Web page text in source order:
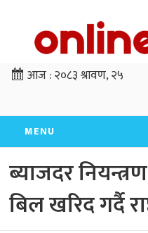
आज :२०८३ श्रावण, २५
MENU
ब्याजदर
बिल खरिद गर्दै